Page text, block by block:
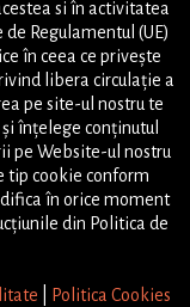
0
si în activitatea
Regulamentul (UE)
în ceea ce privește
libera circulație a
pe site-ul nostru te
înțelege conținutul
pe Website-ul nostru
tip cookie conform
în orice moment
din Politica de
Politica Cookies